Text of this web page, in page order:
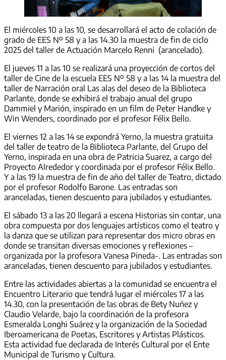
El miércoles 10 a las 10, se desarrollará el acto de colación de
grado de EES Nº 58 y a las 14.30 la muestra de fin de ciclo
2025 del taller de Actuación Marcelo Renni (arancelado).
El jueves 11 a las 10 se realizará una proyección de cortos del
taller de Cine de la escuela EES Nº 58 y a las 14 la muestra del
taller de Narración oral Las alas del deseo de la Biblioteca
Parlante, donde se exhibirá el trabajo anual del grupo
Dammiel y Marión, inspirado en un film de Peter Handke y
Win Wenders, coordinado por el profesor Félix Bello.
El viernes 12 a las 14 se expondrá Yerno, la muestra gratuita
del taller de teatro de la Biblioteca Parlante, del Grupo del
Yerno, inspirada en una obra de Patricia Suarez, a cargo del
Proyecto Alrededor y coordinada por el profesor Félix Bello.
Y a las 19 la muestra de fin de año del taller de Teatro, dictado
por el profesor Rodolfo Barone. Las entradas son
aranceladas, tienen descuento para jubilados y estudiantes.
El sábado 13 a las 20 llegará a escena Historias sin contar, una
obra compuesta por dos lenguajes artísticos como el teatro y
la danza que se utilizan para representar dos micro obras en
donde se transitan diversas emociones y reflexiones –
organizada por la profesora Vanesa Pineda-. Las entradas son
aranceladas, tienen descuento para jubilados y estudiantes.
Entre las actividades abiertas a la comunidad se encuentra el
Encuentro Literario que tendrá lugar el miércoles 17 a las
14.30, con la presentación de las obras de Bety Nuñez y
Claudio Velarde, bajo la coordinación de la profesora
Esmeralda Longhi Suárez y la organización de la Sociedad
Iberoamericana de Poetas, Escritores y Artistas Plásticos.
Esta actividad fue declarada de Interés Cultural por el Ente
Municipal de Turismo y Cultura.